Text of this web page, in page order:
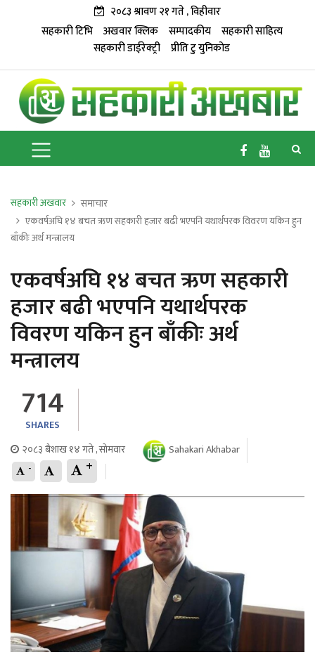
२०८३ श्रावण २१ गते , विहीवार
सहकारी टिभि
अखवार क्लिक सम्पादकीय
सहकारी साहित्य
सहकारी डाईरेक्ट्री प्रीति टु युनिकोड
सहकारी अखवार
समाचार
एकवर्षअघि १४ बचत ऋण सहकारी हजार बढी भएपनि यथार्थपरक विवरण यकिन हुन
बाँकीः अर्थ मन्त्रालय
एकवर्षअघि १४ बचत ऋण सहकारी
हजार बढी भएपनि यथार्थपरक
विवरण यकिन हुन बाँकीः अर्थ
मन्त्रालय
714
SHARES
२०८३ बैशाख १४ गते , सोमवार
Sahakari Akhabar
- +